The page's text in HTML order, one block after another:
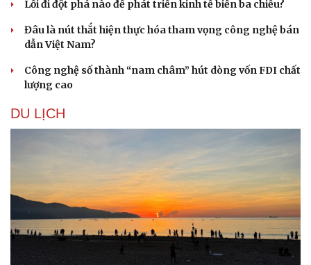
Sức khỏe
Cây thuốc
Sản phụ khoa
Phòng mạch online
Ăn sạch sống khỏe
Đời sống
Tình yêu - Gia đình
Lối đi đột phá nào để phát triển kinh tế biển ba chiều?
Đâu là nút thắt hiện thực hóa tham vọng công nghệ bán
dẫn Việt Nam?
Công nghệ số thành “nam châm” hút dòng vốn FDI chất
lượng cao
DU LỊCH